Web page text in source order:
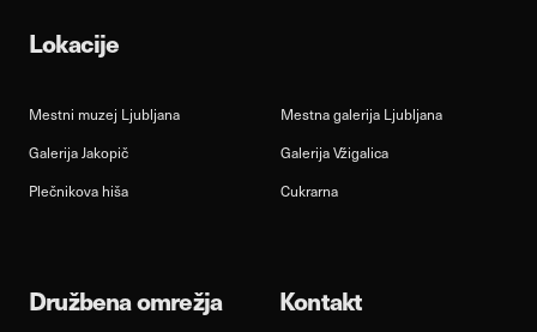
Lokacije
Mestni muzej Ljubljana
Mestna galerija Ljubljana
Galerija Jakopič
Galerija Vžigalica
Plečnikova hiša
Cukrarna
Družbena omrežja Kontakt